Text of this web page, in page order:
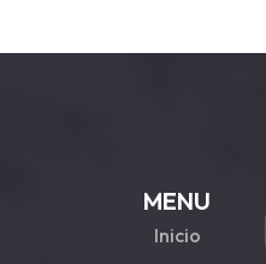
MENU
Inicio